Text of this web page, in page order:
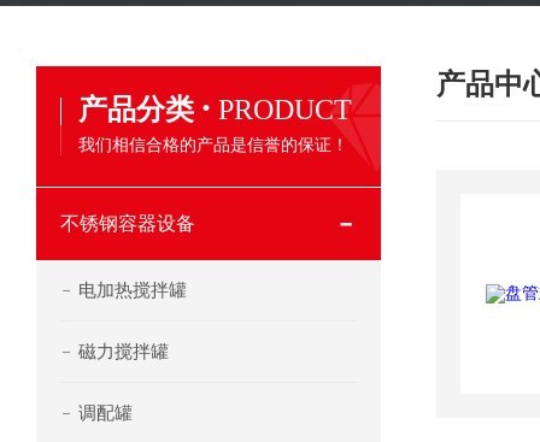
产品分类 · PRODUCT
我们相信合格的产品是信誉的保证！
不锈钢容器设备
电加热搅拌罐
磁力搅拌罐
调配罐
产品中